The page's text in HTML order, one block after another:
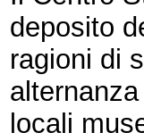
deposito
ragioni di
locali